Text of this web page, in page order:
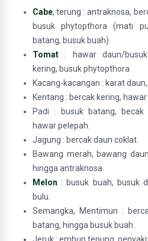
Cabe, terung : antraknosa,
busuk phytopthora (mati
batang, busuk buah).
Tomat : hawar daun/
kering, busuk phytopthora
Kacang-kacangan : karat
Kentang : bercak kering, hawar
Padi : busuk batang,
hawar pelepah.
Jagung : bercak daun coklat.
Bawang merah, bawang
hingga antraknosa.
Melon : busuk buah, busuk
bulu.
Semangka, Mentimun :
batang, hingga busuk buah.